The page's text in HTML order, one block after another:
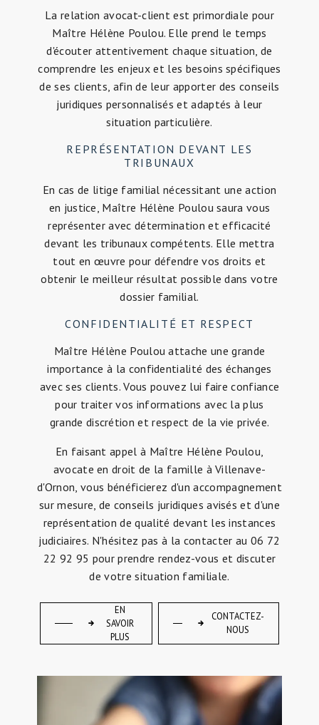
La relation avocat-client est primordiale pour
Maître Hélène Poulou. Elle prend le temps
d'écouter attentivement chaque situation, de
comprendre les enjeux et les besoins spécifiques
de ses clients, afin de leur apporter des conseils
juridiques personnalisés et adaptés à leur
situation particulière.
REPRÉSENTATION DEVANT LES
TRIBUNAUX
En cas de litige familial nécessitant une action
en justice, Maître Hélène Poulou saura vous
représenter avec détermination et efficacité
devant les tribunaux compétents. Elle mettra
tout en œuvre pour défendre vos droits et
obtenir le meilleur résultat possible dans votre
dossier familial.
CONFIDENTIALITÉ ET RESPECT
Maître Hélène Poulou attache une grande
importance à la confidentialité des échanges
avec ses clients. Vous pouvez lui faire confiance
pour traiter vos informations avec la plus
grande discrétion et respect de la vie privée.
En faisant appel à Maître Hélène Poulou,
avocate en droit de la famille à Villenave-
d'Ornon, vous bénéficierez d'un accompagnement
sur mesure, de conseils juridiques avisés et d'une
représentation de qualité devant les instances
judiciaires. N'hésitez pas à la contacter au 06 72
22 92 95 pour prendre rendez-vous et discuter
de votre situation familiale.
EN
SAVOIR
PLUS
CONTACTEZ-
NOUS